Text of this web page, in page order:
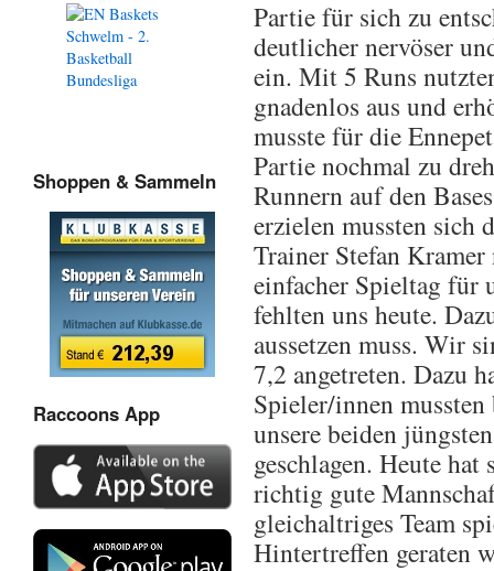
Partie für sich zu
deutlicher nervöser
ein. Mit 5 Runs
gnadenlos aus und
musste für die
Partie nochmal zu
Runnern auf den
erzielen mussten sich
Trainer Stefan
einfacher Spieltag für
fehlten uns heute.
aussetzen muss. Wir
7,2 angetreten. Dazu
Spieler/innen
unsere beiden
geschlagen. Heute
richtig gute
gleichaltriges Team
Hintertreffen geraten
Shoppen & Sammeln
Raccoons App